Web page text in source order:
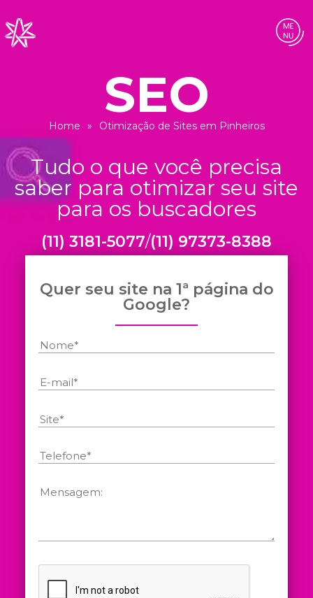
Home » Otimização de Sites em Pinheiros
(11) 3181-5077/(11) 97373-8388